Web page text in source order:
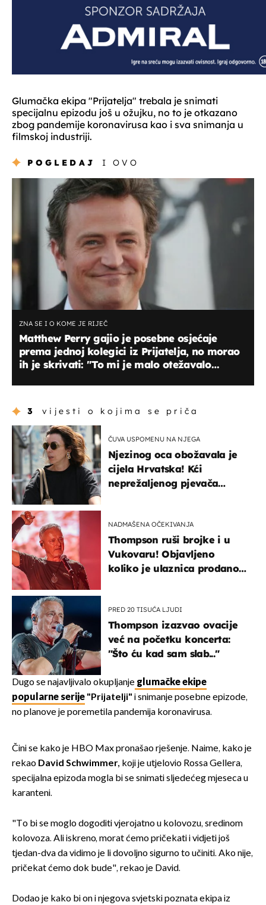
Glumačka ekipa "Prijatelja" trebala je snimati
specijalnu epizodu još u ožujku, no to je otkazano
zbog pandemije koronavirusa kao i sva snimanja u
filmskoj industriji.
POGLEDAJ I OVO
ZNA SE I O KOME JE RIJEČ
Matthew Perry gajio je posebne osjećaje
prema jednoj kolegici iz Prijatelja, no morao
ih je skrivati: "To mi je malo otežavalo
3 vijesti o kojima se priča
ČUVA USPOMENU NA NJEGA
Njezinog oca obožavala je
cijela Hrvatska! Kći
neprežaljenog pjevača
NADMAŠENA OČEKIVANJA
Thompson ruši brojke i u
Vukovaru! Objavljeno
koliko je ulaznica prodano
PRED 20 TISUĆA LJUDI
Thompson izazvao ovacije
već na početku koncerta:
"Što ću kad sam slab..."
Dugo se najavljivalo okupljanje glumačke ekipe
popularne serije "Prijatelji" i snimanje posebne epizode,
no planove je poremetila pandemija koronavirusa.
Čini se kako je HBO Max pronašao rješenje. Naime, kako je
rekao David Schwimmer, koji je utjelovio Rossa Gellera,
specijalna epizoda mogla bi se snimati sljedećeg mjeseca u
karanteni.
"To bi se moglo dogoditi vjerojatno u kolovozu, sredinom
kolovoza. Ali iskreno, morat ćemo pričekati i vidjeti još
tjedan-dva da vidimo je li dovoljno sigurno to učiniti. Ako nije,
pričekat ćemo dok bude", rekao je David.
Dodao je kako bi on i njegova svjetski poznata ekipa iz